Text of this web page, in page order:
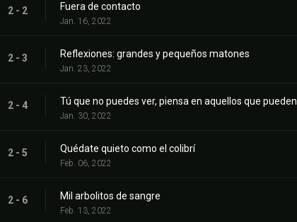
2 - 2 Fuera de contacto
Jan. 16, 2022
2 - 3 Reflexiones: grandes y pequeños matones
Jan. 23, 2022
2 - 4 Tú que no puedes ver, piensa en aquellos que pueden
Jan. 30, 2022
2 - 5 Quédate quieto como el colibrí
Feb. 06, 2022
2 - 6 Mil arbolitos de sangre
Feb. 13, 2022